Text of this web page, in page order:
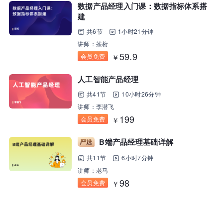
数据产品经理入门课：数据指标体系搭
建
共6节
1小时21分钟
讲师：茶桁
会员免费
￥ 59.9
人工智能产品经理
共41节
10小时26分钟
讲师：李潜飞
会员免费
￥ 199
B端产品经理基础详解
共11节
6小时7分钟
讲师：老马
会员免费
￥ 98